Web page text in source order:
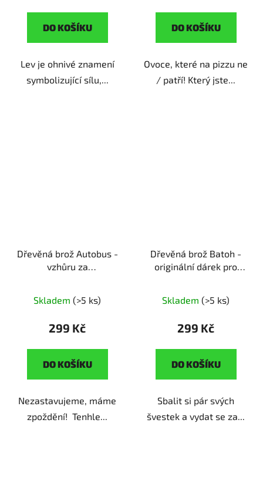
DO KOŠÍKU
Lev je ohnivé znamení
symbolizující sílu,...
DO KOŠÍKU
Ovoce, které na pizzu ne
/ patří! Který jste...
Dřevěná brož Autobus -
vzhůru za
dobrodružství na
Skladem (>5 ks)
299 Kč
DO KOŠÍKU
Nezastavujeme, máme
zpoždění! Tenhle...
Dřevěná brož Batoh -
originální dárek pro
milovníky cestování
Skladem (>5 ks)
299 Kč
DO KOŠÍKU
Sbalit si pár svých
švestek a vydat se za...